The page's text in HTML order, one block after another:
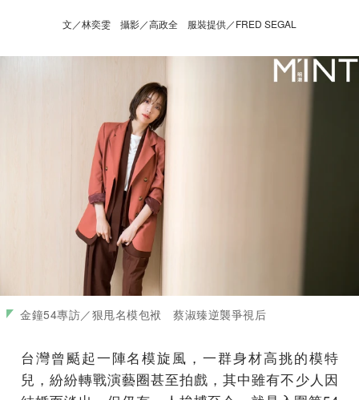
文／林奕雯 攝影／高政全 服裝提供／FRED SEGAL
金鐘54專訪／狠甩名模包袱 蔡淑臻逆襲爭視后
台灣曾颳起一陣名模旋風，一群身材高挑的模特
兒，紛紛轉戰演藝圈甚至拍戲，其中雖有不少人因